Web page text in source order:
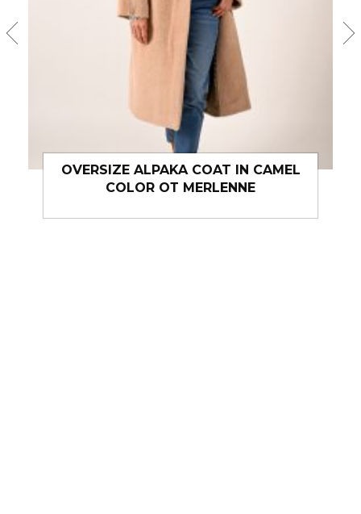
OVERSIZE ALPAKA COAT IN CAMEL
COLOR ОТ MERLENNE